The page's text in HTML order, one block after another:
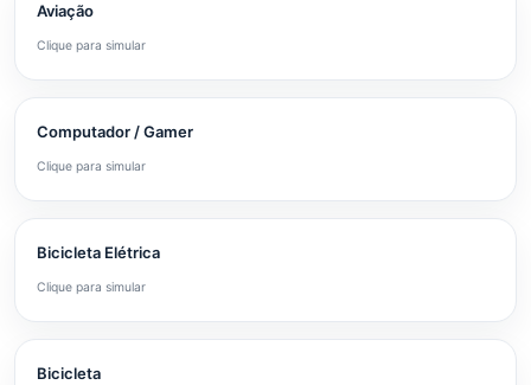
Aviação
Clique para simular
Computador / Gamer
Clique para simular
Bicicleta Elétrica
Clique para simular
Bicicleta